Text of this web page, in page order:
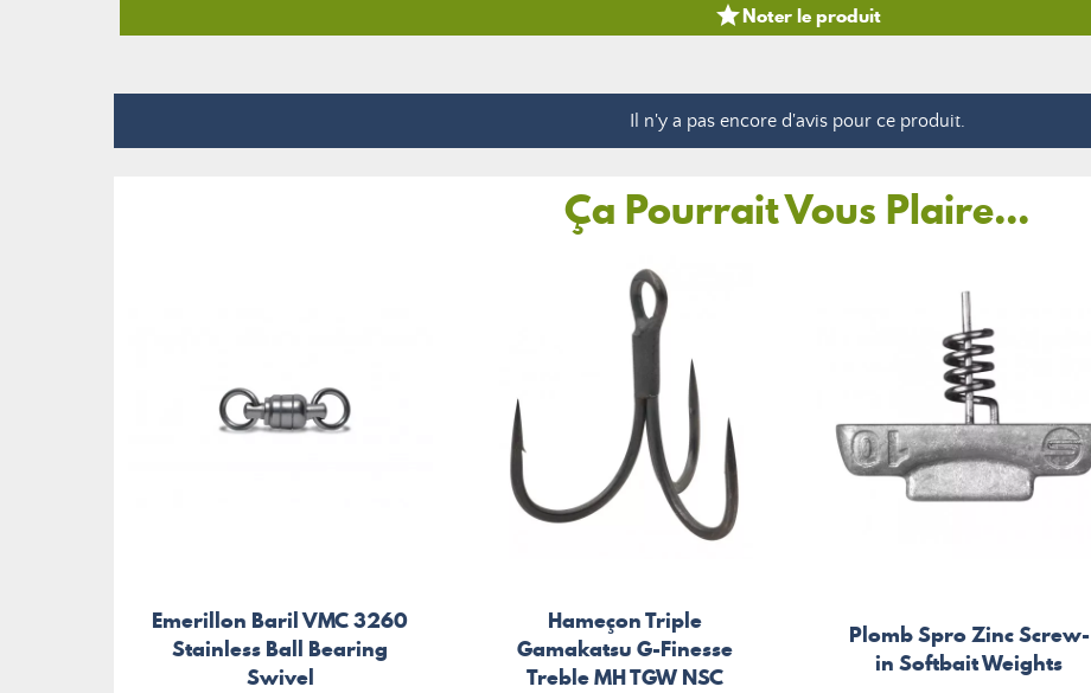
Noter le produit
Il n'y a pas encore d'avis pour ce produit.
Ça Pourrait Vous Plaire...
Emerillon Baril VMC 3260
Stainless Ball Bearing
Swivel
Hameçon Triple
Gamakatsu G-Finesse
Treble MH TGW NSC
Plomb Spro Zinc Screw-
in Softbait Weights